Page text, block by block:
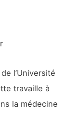
l’Université
travaille à
la médecine